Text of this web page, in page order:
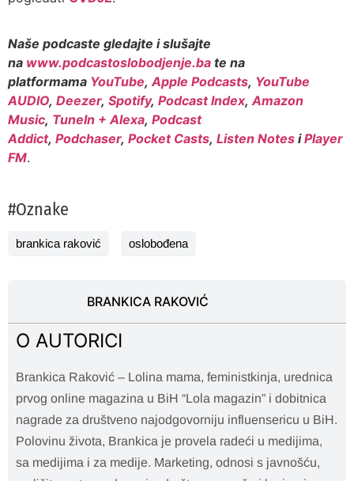
Naše podcaste gledajte i slušajte
na www.podcastoslobodjenje.ba te na
platformama YouTube,Apple Podcasts, YouTube
AUDIO, Deezer, Spotify, Podcast Index,Amazon
Music, TuneIn + Alexa, Podcast
Addict, Podchaser, Pocket Casts, Listen Notes iPlayer
FM.
#Oznake
brankica raković oslobođena
BRANKICA RAKOVIĆ
O AUTORICI
Brankica Raković – Lolina mama, feministkinja, urednica
prvog online magazina u BiH “Lola magazin” i dobitnica
nagrade za društveno najodgovorniju influensericu u BiH.
Polovinu života, Brankica je provela radeći u medijima,
sa medijima i za medije. Marketing, odnosi s javnošću,